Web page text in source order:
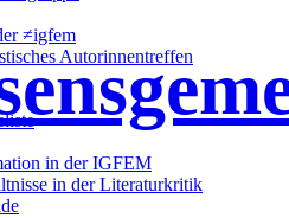
≠igfem
Autorinnentreffen
in der IGFEM
in der Literaturkritik